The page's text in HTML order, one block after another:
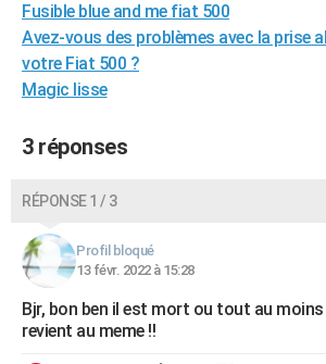
Destinations
City break
Voyage nature
Voyage de noces
Forum
Climat
+PHOTO
GUIDES D'ACHAT
CARTE DE VOEUX
Carte de Noël
Carte Bonne année
Carte Saint-Valentin
Carte Pâques
Carte d'anniversaire
DICTIONNAIRE
Dictionnaire
Biographies
Citations
Expressions
Proverbes
PROGRAMME TV
COPAINS D'AVANT
S'inscrire
Se connecter
Lycées
Collèges
Primaires
Universités
Entreprises
Service militaire
Avis de recherche
AVIS DE DÉCÈS
Fusible blue and me fiat 500
Avez-vous des problèmes avec la prise
votre Fiat 500 ?
Magic lisse
3 réponses
RÉPONSE 1 / 3
Profil bloqué
13 févr. 2022 à 15:28
Bjr, bon ben il est mort ou tout au
revient au meme !!